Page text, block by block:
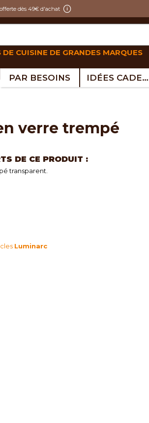
dès 49€ d'achat
CUISINE DE GRANDES MARQUES
PAR BESOINS IDÉES CADEAUX
verre trempé
DE CE PRODUIT :
transparent.
Luminarc